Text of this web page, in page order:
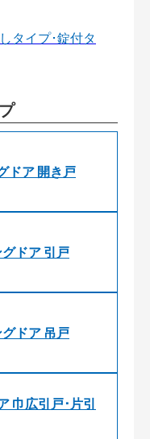
タイプ･錠付タ
ドア 開き戸
ドア 引戸
ドア 吊戸
巾広引戸･片引